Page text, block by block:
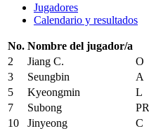
Jugadores
Calendario y resultados
No. Nombre del jugador/a
2
Jiang C.
O
3
Seungbin
A
5
Kyeongmin
L
7
Subong
PR
10
Jinyeong
C